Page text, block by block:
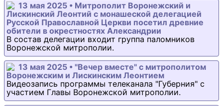
13 мая 2025 • Митрополит Воронежский и
Лискинский Леонтий с монашеской делегацией
Русской Православной Церкви посетил древние
обители в окрестностях Александрии
В состав делегации входит группа паломников
Воронежской митрополии.
13 мая 2025 • "Вечер вместе" с митрополитом
Воронежским и Лискинским Леонтием
Видеозапись программы телеканала "Губерния" с
участием Главы Воронежской митрополии.